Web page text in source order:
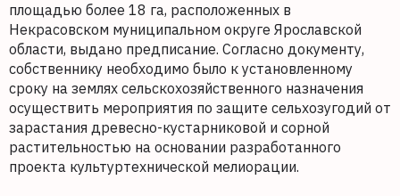
площадью более 18 га, расположенных в
Некрасовском муниципальном округе Ярославской
области, выдано предписание. Согласно документу,
собственнику необходимо было к установленному
сроку на землях сельскохозяйственного назначения
осуществить мероприятия по защите сельхозугодий от
зарастания древесно-кустарниковой и сорной
растительностью на основании разработанного
проекта культуртехнической мелиорации.